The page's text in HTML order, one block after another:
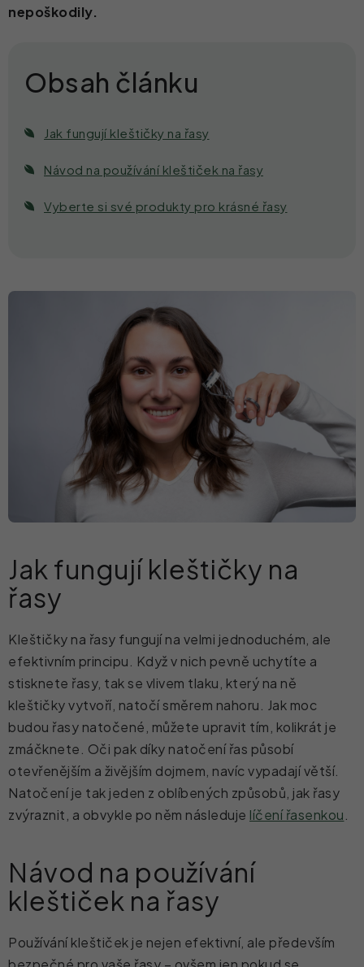
nepoškodily.
Jak fungují kleštičky na řasy
Návod na používání kleštiček na řasy
Vyberte si své produkty pro krásné řasy
Jak fungují kleštičky na
řasy
Kleštičky na řasy fungují na velmi jednoduchém, ale
efektivním principu. Když v nich pevně uchytíte a
stisknete řasy, tak se vlivem tlaku, který na ně
kleštičky vytvoří, natočí směrem nahoru. Jak moc
budou řasy natočené, můžete upravit tím, kolikrát je
zmáčknete. Oči pak díky natočení řas působí
otevřenějším a živějším dojmem, navíc vypadají větší.
Natočení je tak jeden z oblíbených způsobů, jak řasy
zvýraznit, a obvykle po něm následuje líčení řasenkou
Návod na používání
kleštiček na řasy
Používání kleštiček je nejen efektivní, ale především